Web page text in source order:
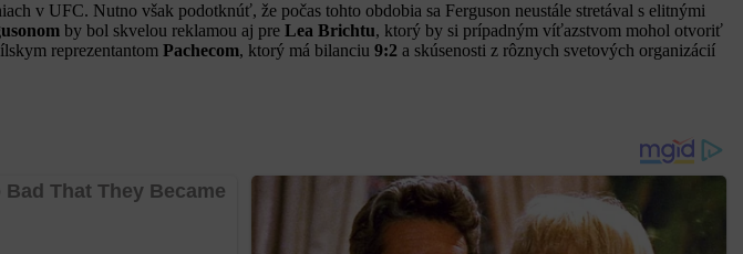
v UFC. Nutno však podotknúť, že počas tohto obdobia sa Ferguson neustále stretával s elitnými
by bol skvelou reklamou aj pre Lea Brichtu, ktorý by si prípadným víťazstvom mohol otvoriť
reprezentantom Pachecom, ktorý má bilanciu 9:2 a skúsenosti z rôznych svetových organizácií